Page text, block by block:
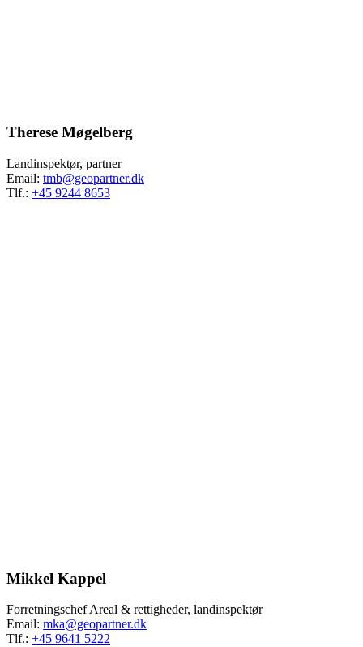
Therese Møgelberg
Landinspektør, partner
Email: tmb@geopartner.dk
Tlf.: +45 9244 8653
Mikkel Kappel
Forretningschef Areal & rettigheder, landinspektør
Email: mka@geopartner.dk
Tlf.: +45 9641 5222